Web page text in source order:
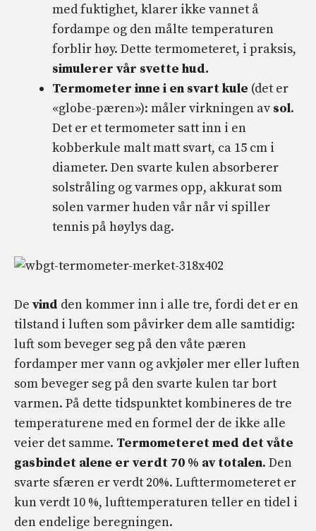
med fuktighet, klarer ikke vannet å
fordampe og den målte temperaturen
forblir høy. Dette termometeret, i praksis,
simulerer vår svette hud.
Termometer inne i en svart kule (det er
«globe-pæren»): måler virkningen av sol.
Det er et termometer satt inn i en
kobberkule malt matt svart, ca 15 cm i
diameter. Den svarte kulen absorberer
solstråling og varmes opp, akkurat som
solen varmer huden vår når vi spiller
tennis på høylys dag.
De vind den kommer inn i alle tre, fordi det er en
tilstand i luften som påvirker dem alle samtidig:
luft som beveger seg på den våte pæren
fordamper mer vann og avkjøler mer eller luften
som beveger seg på den svarte kulen tar bort
varmen. På dette tidspunktet kombineres de tre
temperaturene med en formel der de ikke alle
veier det samme. Termometeret med det våte
gasbindet alene er verdt 70 % av totalen. Den
svarte sfæren er verdt 20%. Lufttermometeret er
kun verdt 10 %, lufttemperaturen teller en tidel i
den endelige beregningen.